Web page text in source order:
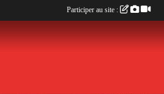
Participer au site :